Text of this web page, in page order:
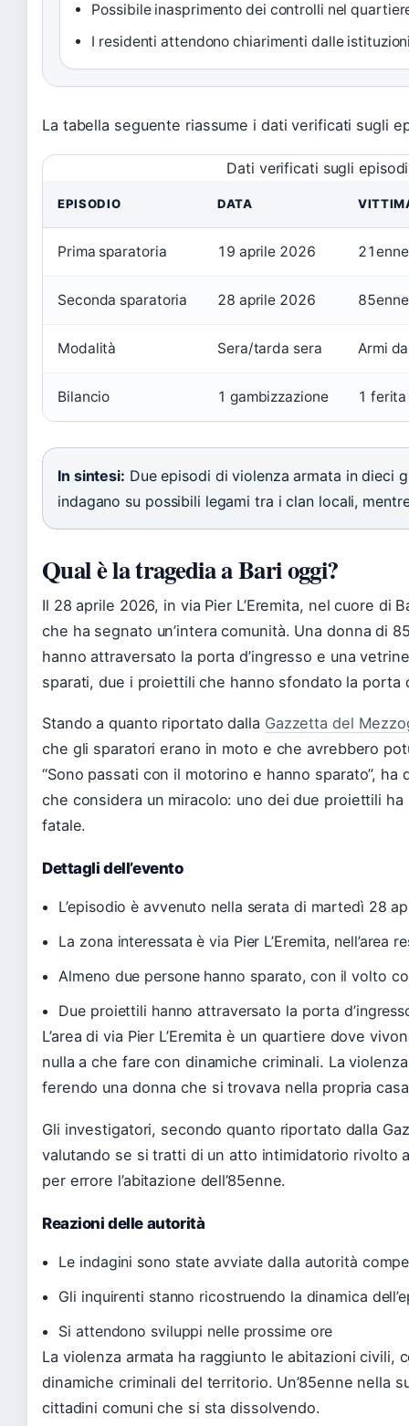
Possibile inasprimento dei controlli nel
I residenti attendono chiarimenti dalle
La tabella seguente riassume i dati verificati sugli
Dati verificati sugli
EPISODIO DATA
Prima sparatoria 19 aprile 2026 21enne
Seconda sparatoria 28 aprile 2026 85enne
Modalità Sera/tarda sera Armi
Bilancio 1 gambizzazione 1 ferita
In sintesi: Due episodi di violenza armata in dieci
indagano su possibili legami tra i clan locali,
Qual è la tragedia a Bari oggi?
Il 28 aprile 2026, in via Pier L’Eremita, nel cuore di
che ha segnato un’intera comunità. Una donna di
hanno attraversato la porta d’ingresso e una
sparati, due i proiettili che hanno sfondato la porta
Stando a quanto riportato dalla Gazzetta del
che gli sparatori erano in moto e che avrebbero
“Sono passati con il motorino e hanno sparato”,
che considera un miracolo: uno dei due proiettili
fatale.
Dettagli dell’evento
L’episodio è avvenuto nella serata di martedì 28
La zona interessata è via Pier L’Eremita, nell’area
Almeno due persone hanno sparato, con il volto
Due proiettili hanno attraversato la porta
L’area di via Pier L’Eremita è un quartiere dove
nulla a che fare con dinamiche criminali. La
ferendo una donna che si trovava nella propria
Gli investigatori, secondo quanto riportato dalla
valutando se si tratti di un atto intimidatorio rivolto
per errore l’abitazione dell’85enne.
Reazioni delle autorità
Le indagini sono state avviate dalla autorità
Gli inquirenti stanno ricostruendo la dinamica
Si attendono sviluppi nelle prossime ore
La violenza armata ha raggiunto le abitazioni civili,
dinamiche criminali del territorio. Un’85enne nella
cittadini comuni che si sta dissolvendo.